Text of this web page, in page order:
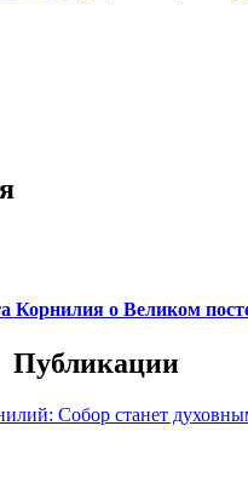
Корнилия о Великом
Публикации